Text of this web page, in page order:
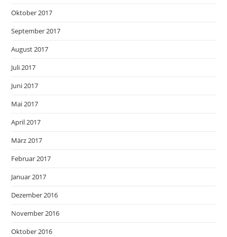
Oktober 2017
September 2017
August 2017
Juli 2017
Juni 2017
Mai 2017
April 2017
März 2017
Februar 2017
Januar 2017
Dezember 2016
November 2016
Oktober 2016